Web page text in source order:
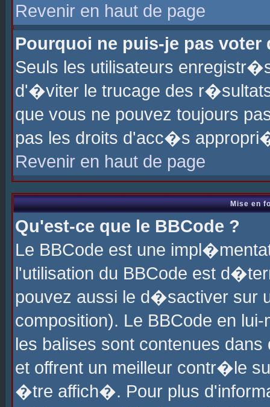
Revenir en haut de page
Pourquoi ne puis-je pas voter
Seuls les utilisateurs
d'�viter le trucage des
que vous ne pouvez toujours
pas les droits d'acc�s
Revenir en haut de page
Mise en
Qu'est-ce que le BBCode ?
Le BBCode est une
l'utilisation du BBCode est
pouvez aussi le d�sactiver sur
composition). Le BBCode en
les balises sont contenues
et offrent un meilleur contr�le
�tre affich�. Pour plus